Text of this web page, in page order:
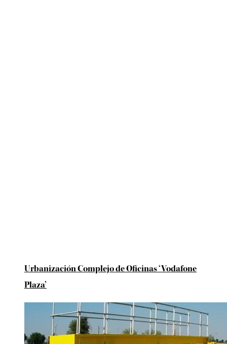
Urbanización Complejo de Oficinas ‘Vodafone
Plaza’